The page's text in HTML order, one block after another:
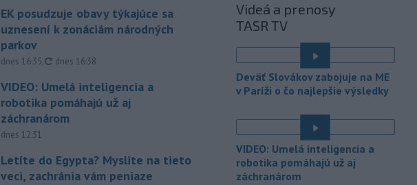
EK posudzuje obavy týkajúce sa
uznesení k zonáciám národných
parkov
dnes 16:35, aktualizované
dnes 16:38
VIDEO: Umelá inteligencia a
robotika pomáhajú už aj
záchranárom
dnes 12:31
Letíte do Egypta? Myslite na tieto
veci, zachránia vám peniaze
vládnych uznesení k zonáciám
národných parkov. Zároveň posudzuje
ôsmu žiadosť o platbu z plánu
15:44 - Počas minulotýždňového
prekročenia hranice desaťtisícov
španielskej exklávy Ceuta zomrelo
približne 100 ľudí, oznámil vo štvrtok
tamojší starosta Juan Jesús Vivas v
Európskom parlamente.
Videá a prenosy
TASR TV
Deväť Slovákov zabojuje na ME
v Paríži o čo najlepšie výsledky
VIDEO: Umelá inteligencia a
robotika pomáhajú už aj
záchranárom